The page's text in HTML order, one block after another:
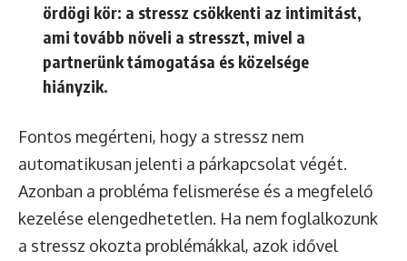
ördögi kör: a stressz csökkenti az intimitást,
ami tovább növeli a stresszt, mivel a
partnerünk támogatása és közelsége
hiányzik.
Fontos megérteni, hogy a stressz nem
automatikusan jelenti a párkapcsolat végét.
Azonban a probléma felismerése és a megfelelő
kezelése elengedhetetlen. Ha nem foglalkozunk
a stressz okozta problémákkal, azok idővel